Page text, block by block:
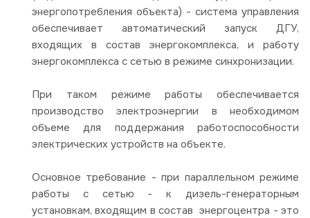
энергопотребления объекта) - система управления
обеспечивает автоматический запуск ДГУ,
входящих в состав энергокомплекса, и работу
энергокомплекса с сетью в режиме синхронизации.
При таком режиме работы обеспечивается
производство электроэнергии в необходимом
объеме для поддержания работоспособности
электрических устройств на объекте.
Основное требование - при параллельном режиме
работы с сетью - к дизель-генераторным
установкам, входящим в состав энергоцентра - это